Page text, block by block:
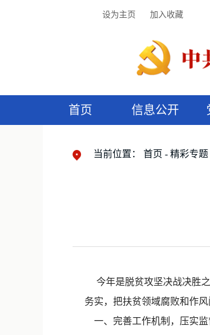
设为主页 加入收藏
首页 信息公开
当前位置： 首页 精彩专题
今年是脱贫攻坚决战决胜之
务实，把扶贫领域腐败和作
一、完善工作机制，压实监